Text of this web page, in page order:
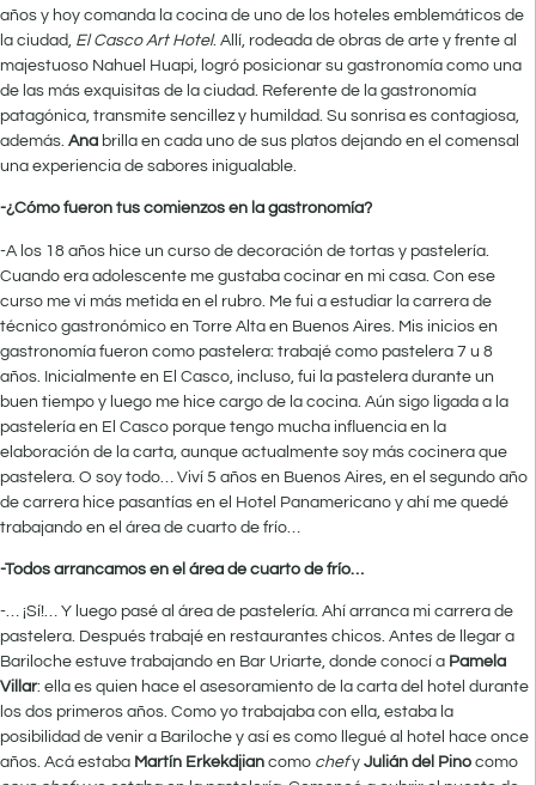
años y hoy comanda la cocina de uno de los hoteles emblemáticos de
la ciudad, El Casco Art Hotel. Allí, rodeada de obras de arte y frente al
majestuoso Nahuel Huapi, logró posicionar su gastronomía como una
de las más exquisitas de la ciudad. Referente de la gastronomía
patagónica, transmite sencillez y humildad. Su sonrisa es contagiosa,
además. Ana brilla en cada uno de sus platos dejando en el comensal
una experiencia de sabores inigualable.
-¿Cómo fueron tus comienzos en la gastronomía?
-A los 18 años hice un curso de decoración de tortas y pastelería.
Cuando era adolescente me gustaba cocinar en mi casa. Con ese
curso me vi más metida en el rubro. Me fui a estudiar la carrera de
técnico gastronómico en Torre Alta en Buenos Aires. Mis inicios en
gastronomía fueron como pastelera: trabajé como pastelera 7 u 8
años. Inicialmente en El Casco, incluso, fui la pastelera durante un
buen tiempo y luego me hice cargo de la cocina. Aún sigo ligada a la
pastelería en El Casco porque tengo mucha influencia en la
elaboración de la carta, aunque actualmente soy más cocinera que
pastelera. O soy todo… Viví 5 años en Buenos Aires, en el segundo año
de carrera hice pasantías en el Hotel Panamericano y ahí me quedé
trabajando en el área de cuarto de frío…
-Todos arrancamos en el área de cuarto de frío…
-… ¡Sí!… Y luego pasé al área de pastelería. Ahí arranca mi carrera de
pastelera. Después trabajé en restaurantes chicos. Antes de llegar a
Bariloche estuve trabajando en Bar Uriarte, donde conocí a Pamela
Villar: ella es quien hace el asesoramiento de la carta del hotel durante
los dos primeros años. Como yo trabajaba con ella, estaba la
posibilidad de venir a Bariloche y así es como llegué al hotel hace once
años. Acá estaba Martín Erkekdjian como chefy Julián del Pino como